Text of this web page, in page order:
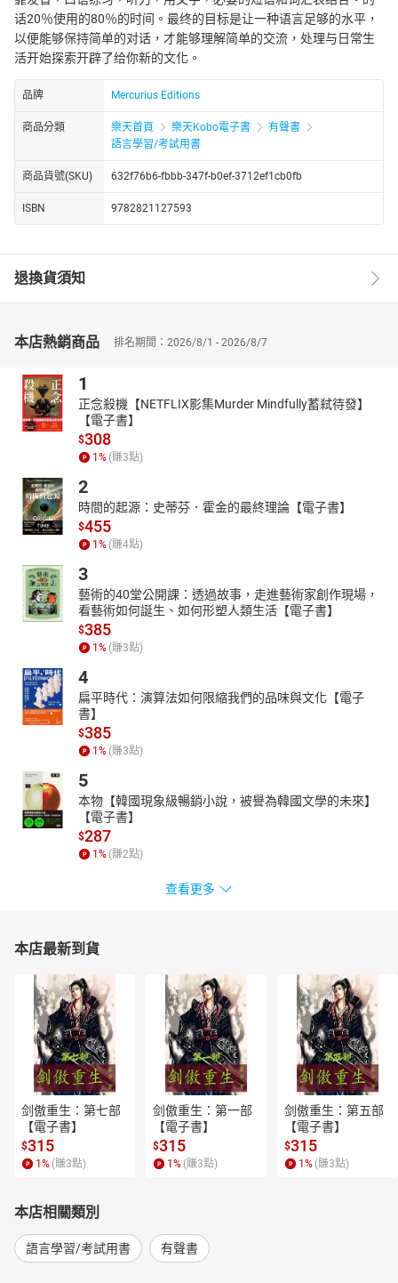
话20％使用的80％的时间。最终的目标是让一种语言足够的水平，
以便能够保持简单的对话，才能够理解简单的交流，处理与日常生
活开始探索开辟了给你新的文化。
品牌 Mercurius Editions
商品分類 樂天首頁 樂天Kobo電子書
有聲書
語言學習/考試用書
商品貨號(SKU) 632f76b6-fbbb-347f-b0ef-3712ef1cb0fb
ISBN 9782821127593
退換貨須知
本店熱銷商品 排名期間：2026/8/1 - 2026/8/7
1
正念殺機【NETFLIX影集Murder Mindfully蓄弒待發】
【電子書】
$308
1% (賺3點)
2
時間的起源：史蒂芬．霍金的最終理論【電子書】
$455
1% (賺4點)
3
藝術的40堂公開課：透過故事，走進藝術家創作現場，
看藝術如何誕生、如何形塑人類生活【電子書】
$385
1% (賺3點)
4
扁平時代：演算法如何限縮我們的品味與文化【電子
書】
$385
1% (賺3點)
5
本物【韓國現象級暢銷小說，被譽為韓國文學的未來】
【電子書】
$287
1% (賺2點)
查看更多
本店最新到貨
剑傲重生：第七部
【電子書】
$315
1 % (賺3點)
剑傲重生：第一部
【電子書】
$315
1 % (賺3點)
剑傲重生：第五部
【電子書】
$315
1 % (賺3點)
本店相關類別
語言學習/考試用書 有聲書